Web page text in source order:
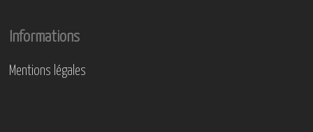
Informations
Mentions légales